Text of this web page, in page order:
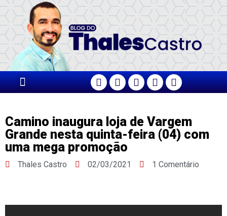
Camino inaugura loja de Vargem
Grande nesta quinta-feira (04) com
uma mega promoção
Thales Castro 02/03/2021 1 Comentário